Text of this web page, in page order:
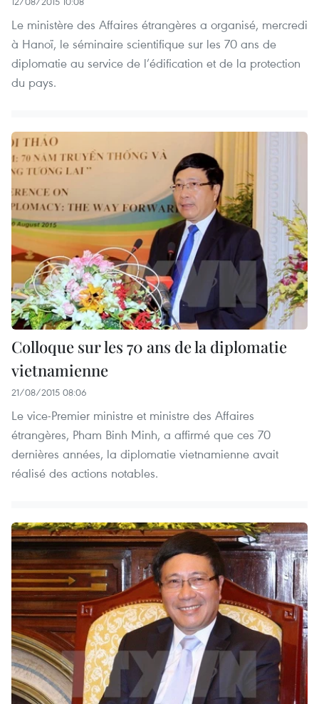
Le ministère des Affaires étrangères a organisé, mercredi
à Hanoï, le séminaire scientifique sur les 70 ans de
diplomatie au service de l’édification et de la protection
du pays.
Colloque sur les 70 ans de la diplomatie
vietnamienne
21/08/2015 08:06
Le vice-Premier ministre et ministre des Affaires
étrangères, Pham Binh Minh, a affirmé que ces 70
dernières années, la diplomatie vietnamienne avait
réalisé des actions notables.